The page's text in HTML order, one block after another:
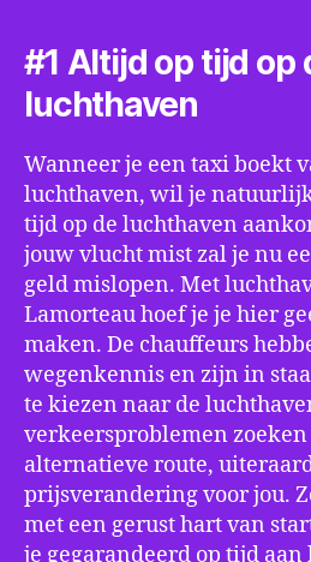
#1 Altijd op tijd op
luchthaven
Wanneer je een taxi boekt
luchthaven, wil je
tijd op de luchthaven
jouw vlucht mist zal je nu
geld mislopen. Met
Lamorteau hoef je je hier
maken. De chauffeurs
wegenkennis en zijn in
te kiezen naar de
verkeersproblemen zoeken
alternatieve route,
prijsverandering voor jou.
met een gerust hart van
je gegarandeerd op tijd